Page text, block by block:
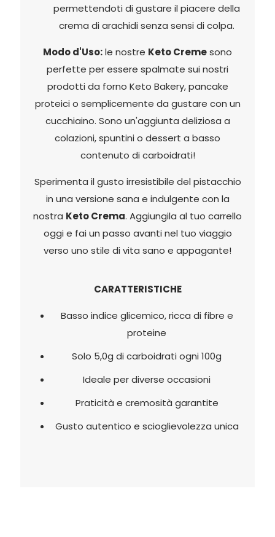
permettendoti di gustare il piacere della
crema di arachidi senza sensi di colpa.
Modo d'Uso:le nostre Keto Cremesono
perfette per essere spalmate sui nostri
prodotti da forno Keto Bakery, pancake
proteici o semplicemente da gustare con un
cucchiaino. Sono un'aggiunta deliziosa a
colazioni, spuntini o dessert a basso
contenuto di carboidrati!
Sperimenta il gusto irresistibile del pistacchio
in una versione sana e indulgente con la
nostra Keto Crema. Aggiungila al tuo carrello
oggi e fai un passo avanti nel tuo viaggio
verso uno stile di vita sano e appagante!
CARATTERISTICHE
Basso indice glicemico, ricca di fibre e
proteine
Solo 5,0g di carboidrati ogni 100g
Ideale per diverse occasioni
Praticità e cremosità garantite
Gusto autentico e scioglievolezza unica